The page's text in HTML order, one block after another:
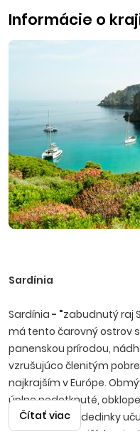
Informácie o
Sardínia
Sardínia - "zabudnutý raj
má tento čarovný ostrov
panenskou prírodou,
vzrušujúco členitým
najkrajším v Európe.
úplne nedotknuté,
od mora. Biele dedinky
najneuveriteľnejších
Čítať viac